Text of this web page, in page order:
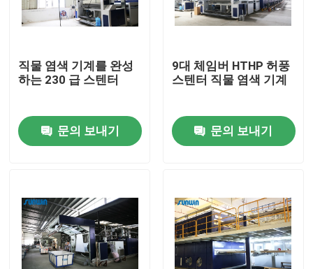
회사 소개
접촉
직물 염색 기계를 완성
하는 230 급 스텐터
문의 보내기
9대 체임버 HTHP 허풍
스텐터 직물 염색 기계
문의 보내기